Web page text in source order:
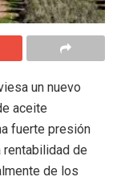
un nuevo
aceite
fuerte presión
de
de los